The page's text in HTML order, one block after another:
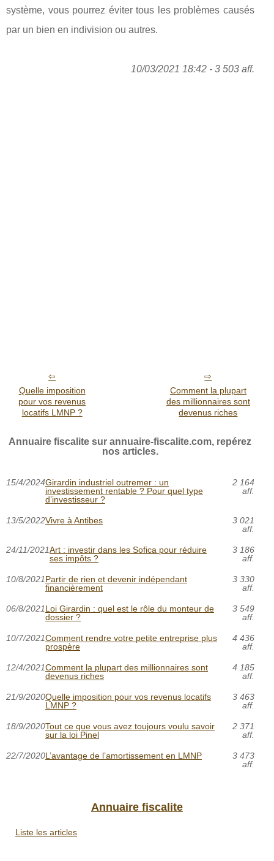
système, vous pourrez éviter tous les problèmes causés
par un bien en indivision ou autres.
10/03/2021 18:42 - 3 503 aff.
Quelle imposition
pour vos revenus
locatifs LMNP ?
Comment la plupart
des millionnaires sont
devenus riches
Annuaire fiscalite sur annuaire-fiscalite.com, repérez
nos articles.
15/4/2024Girardin industriel outremer : un
investissement rentable ? Pour quel type
d’investisseur ?
2 164
aff.
13/5/2022Vivre à Antibes
3 021
aff.
24/11/2021Art : investir dans les Sofica pour réduire
ses impôts ?
3 186
aff.
10/8/2021Partir de rien et devenir indépendant
financièrement
3 330
aff.
06/8/2021Loi Girardin : quel est le rôle du monteur de
dossier ?
3 549
aff.
10/7/2021Comment rendre votre petite entreprise plus
prospère
4 436
aff.
12/4/2021Comment la plupart des millionnaires sont
devenus riches
4 185
aff.
21/9/2020Quelle imposition pour vos revenus locatifs
LMNP ?
3 463
aff.
18/9/2020Tout ce que vous avez toujours voulu savoir
sur la loi Pinel
2 371
aff.
22/7/2020L’avantage de l’amortissement en LMNP
3 473
aff.
Annuaire fiscalite
Liste les articles